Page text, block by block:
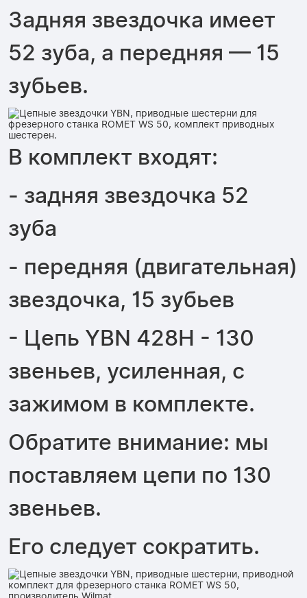
Задняя звездочка имеет
52 зуба, а передняя — 15
зубьев.
В комплект входят:
- задняя звездочка 52
зуба
- передняя (двигательная)
звездочка, 15 зубьев
- Цепь YBN 428H - 130
звеньев, усиленная, с
зажимом в комплекте.
Обратите внимание: мы
поставляем цепи по 130
звеньев.
Его следует сократить.